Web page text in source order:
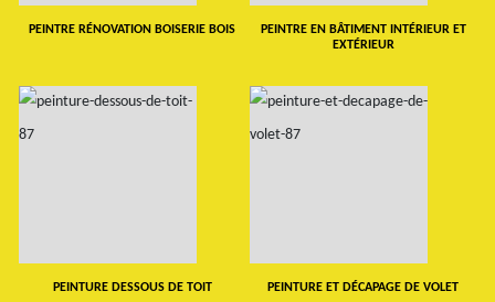
PEINTRE RÉNOVATION BOISERIE BOIS
PEINTRE EN BÂTIMENT INTÉRIEUR ET
EXTÉRIEUR
PEINTURE DESSOUS DE TOIT PEINTURE ET DÉCAPAGE DE VOLET